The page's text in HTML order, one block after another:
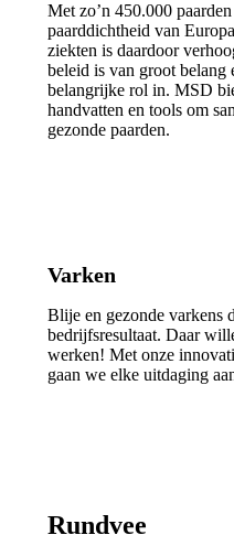
Met zo’n 450.000
paarddichtheid van
ziekten is daardoor
beleid is van groot belang
belangrijke rol in. MSD
handvatten en tools om
gezonde paarden.
Varken
Blije en gezonde varkens
bedrijfsresultaat. Daar
werken! Met onze
gaan we elke uitdaging
Rundvee